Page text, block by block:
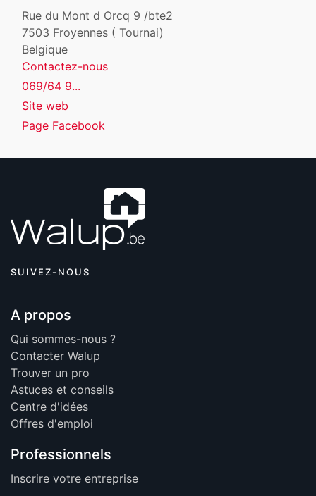
Rue du Mont d Orcq 9 /bte2
7503 Froyennes ( Tournai)
Belgique
Contactez-nous
069/64 9...
Site web
Page Facebook
SUIVEZ-NOUS
A propos
Qui sommes-nous ?
Contacter Walup
Trouver un pro
Astuces et conseils
Centre d'idées
Offres d'emploi
Professionnels
Inscrire votre entreprise